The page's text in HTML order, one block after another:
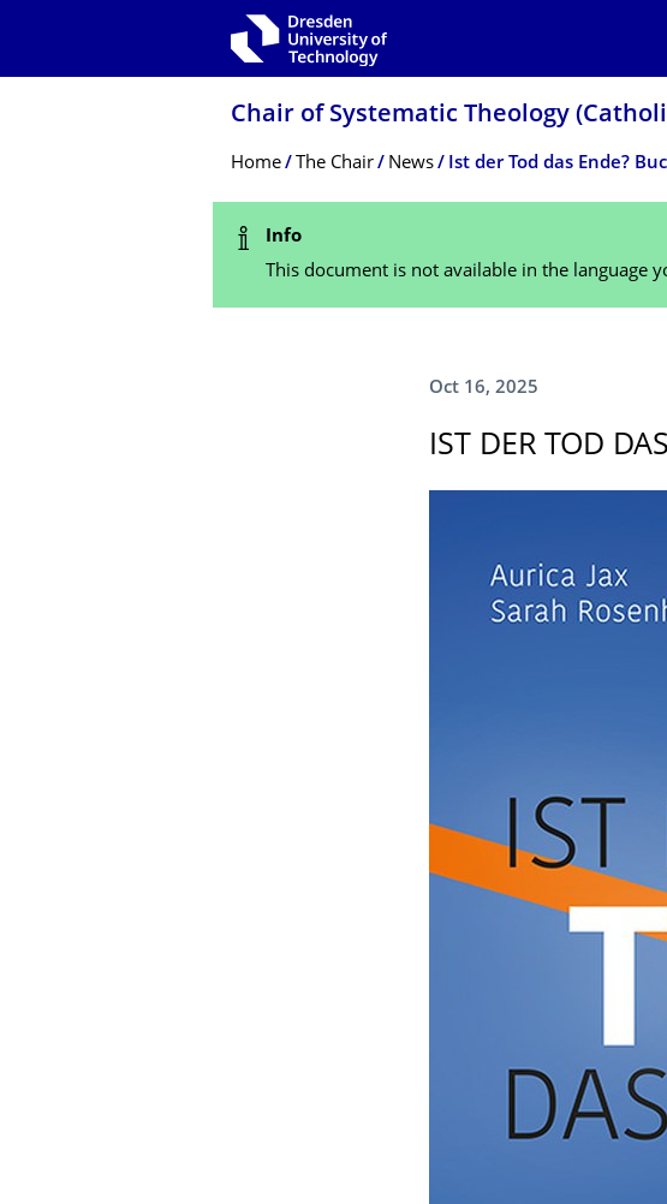
Chair of Systematic Theology
Breadcrumb Menu
Home The Chair News Ist der Tod das Ende?
Status Message
Info
This document is not available in the language
Oct 16, 2025
IST DER TOD